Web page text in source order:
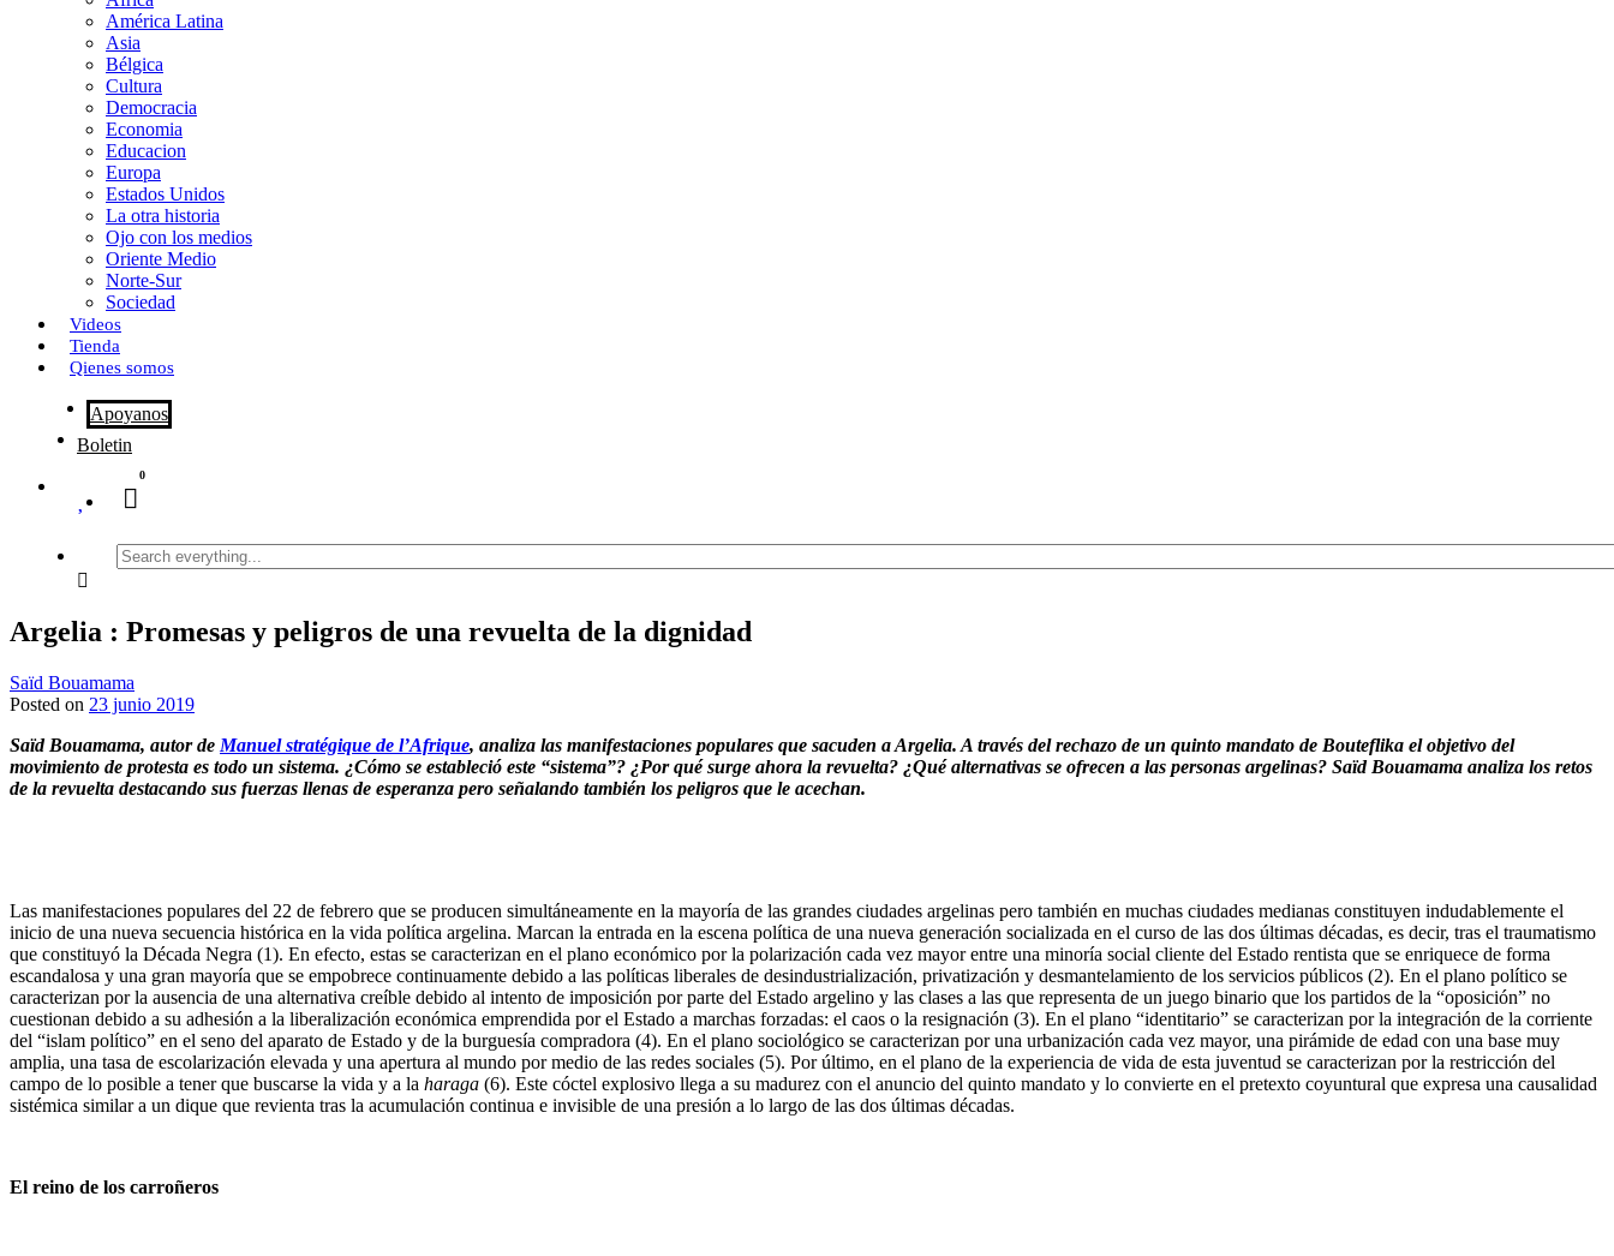
i
r
América Latina
Asia
Bélgica
Cultura
Democracia
Economia
Educacion
Europa
Estados Unidos
La otra historia
Ojo con los medios
Oriente Medio
Norte-Sur
Sociedad
Videos
Tienda
Qienes somos
Apoyanos
Boletin
0
Search
everything...
Argelia : Promesas y peligros de una revuelta de la dignidad
Saïd Bouamama
Posted on 23 junio 2019
Saïd Bouamama, autor de Manuel stratégique de l’Afrique, analiza las manifestaciones populares que sacuden aArgelia. A través del rechazo de un quinto mandato de Bouteflika el objetivo del
movimiento de protesta es todo un sistema. ¿Cómo se estableció este “sistema”? ¿Por qué surge ahora la revuelta? ¿Qué alternativas se ofrecen a las personas argelinas? Saïd Bouamama analiza los retos
de la revuelta destacando sus fuerzas llenas de esperanza pero señalando también los peligros que le acechan.
Las manifestaciones populares del 22 de febrero que se producen simultáneamente en la mayoría de las grandes ciudades argelinas pero también en muchas ciudades medianas constituyen indudablemente el
inicio de una nueva secuencia histórica en la vida política argelina. Marcan la entrada en la escena política de una nueva generación socializada en el curso de las dos últimas décadas, es decir, tras el traumatismo
que constituyó la Década Negra (1). En efecto, estas se caracterizan en el plano económico por la polarización cada vez mayor entre una minoría social cliente del Estado rentista que se enriquece de forma
escandalosa y una gran mayoría que se empobrece continuamente debido a las políticas liberales de desindustrialización, privatización y desmantelamiento de los servicios públicos (2). En el plano político se
caracterizan por la ausencia de una alternativa creíble debido al intento de imposición por parte del Estado argelino y las clases a las que representa de un juego binario que los partidos de la “oposición” no
cuestionan debido a su adhesión a la liberalización económica emprendida por el Estado a marchas forzadas: el caos o la resignación (3). En el plano “identitario” se caracterizan por la integración de la corriente
del “islam político” en el seno del aparato de Estado y de la burguesía compradora (4). En el plano sociológico se caracterizan por una urbanización cada vez mayor, una pirámide de edad con una base muy
amplia, una tasa de escolarización elevada y una apertura al mundo por medio de las redes sociales (5). Por último, en el plano de la experiencia de vida de esta juventud se caracterizan por la restricción del
campo de lo posible a tener que buscarse la vida y a la haraga (6). Este cóctel explosivo llega a su madurez con el anuncio del quinto mandato y lo convierte en el pretexto coyuntural que expresa una causalidad
sistémica similar a un dique que revienta tras la acumulación continua e invisible de una presión a lo largo de las dos últimas décadas.
El reino de los carroñeros